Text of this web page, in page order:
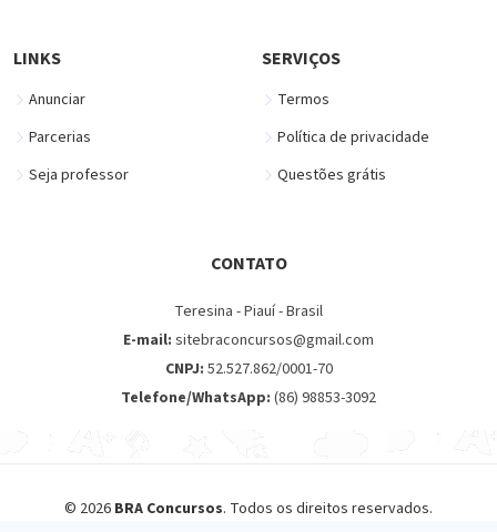
LINKS
Anunciar
Parcerias
Seja professor
SERVIÇOS
Termos
Política de privacidade
Questões grátis
CONTATO
Teresina - Piauí - Brasil
E-mail: sitebraconcursos@gmail.com
CNPJ: 52.527.862/0001-70
Telefone/WhatsApp: (86) 98853-3092
© 2026 BRA Concursos. Todos os direitos reservados.